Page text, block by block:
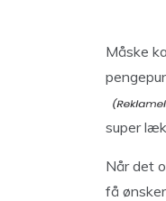
Måske
super
Når det
få